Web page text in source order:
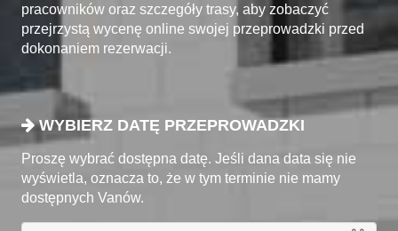
pracowników oraz szczegóły trasy, aby zobaczyć
przejrzystą wycenę online swojej przeprowadzki przed
dokonaniem rezerwacji.
WYBIERZ DATĘ PRZEPROWADZKI
Proszę wybrać dostępna datę. Jeśli dana data się nie
wyświetla, oznacza to, że w tym terminie nie mamy
dostępnych Vanów.